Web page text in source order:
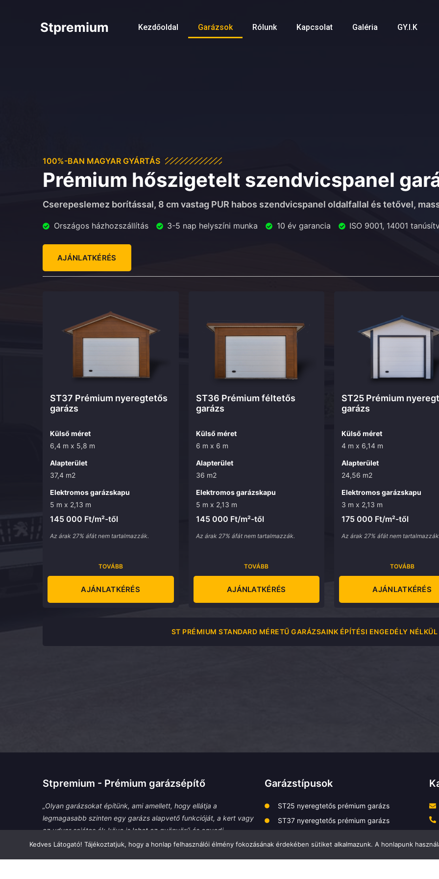
Stpremium Kezdőoldal Garázsok Rólunk Kapcsolat Galéria GY.I.K
100%-BAN MAGYAR GYÁRTÁS
Prémium hőszigetelt szendvicspanel
Cserepeslemez borítással, 8 cm vastag PUR habos szendvicspanel oldalfallal és tetővel,
Országos házhozszállítás 3-5 nap helyszíni munka 10 év garancia ISO 9001, 14001
AJÁNLATKÉRÉS
ST37 Prémium nyeregtetős
garázs
Külső méret
6,4 m x 5,8 m
Alapterület
37,4 m2
Elektromos garázskapu
5 m x 2,13 m
145 000 Ft/m²-től
Az árak 27% áfát nem tartalmazzák.
TOVÁBB
AJÁNLATKÉRÉS
ST36 Prémium féltetős
garázs
Külső méret
6 m x 6 m
Alapterület
36 m2
Elektromos garázskapu
5 m x 2,13 m
145 000 Ft/m²-től
Az árak 27% áfát nem tartalmazzák.
TOVÁBB
AJÁNLATKÉRÉS
ST25 Prémium
garázs
Külső méret
4 m x 6,14 m
Alapterület
24,56 m2
Elektromos garázskapu
3 m x 2,13 m
175 000 Ft/m²-től
Az árak 27% áfát nem
TOVÁBB
AJÁNLATKÉRÉS
ST PRÉMIUM STANDARD MÉRETŰ GARÁZSAINK ÉPÍTÉSI ENGEDÉLY
Stpremium - Prémium garázsépítő
„Olyan garázsokat építünk, ami amellett, hogy ellátja a
legmagasabb szinten egy garázs alapvető funkcióját, a kert vagy
az udvar sajátos ék-köve is lehet az gyönyörű és egyedi,
személyre szabható megjelenésének köszönhetően.”
Garázstípusok
ST25 nyeregtetős prémium garázs
ST37 nyeregtetős prémium garázs
Kedves Látogató! Tájékoztatjuk, hogy a honlap felhasználói élmény fokozásának érdekében sütiket alkalmazunk. A honlapunk